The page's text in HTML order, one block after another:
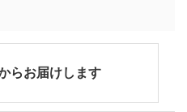
らお届けします